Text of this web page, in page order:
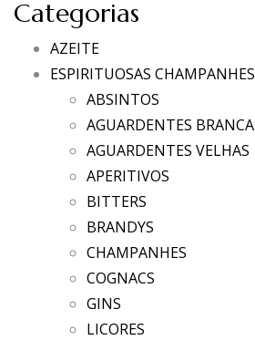
Categorias
AZEITE
ESPIRITUOSAS
ABSINTOS
AGUARDENTES
AGUARDENTES VELHAS
APERITIVOS
BITTERS
BRANDYS
CHAMPANHES
COGNACS
GINS
LICORES